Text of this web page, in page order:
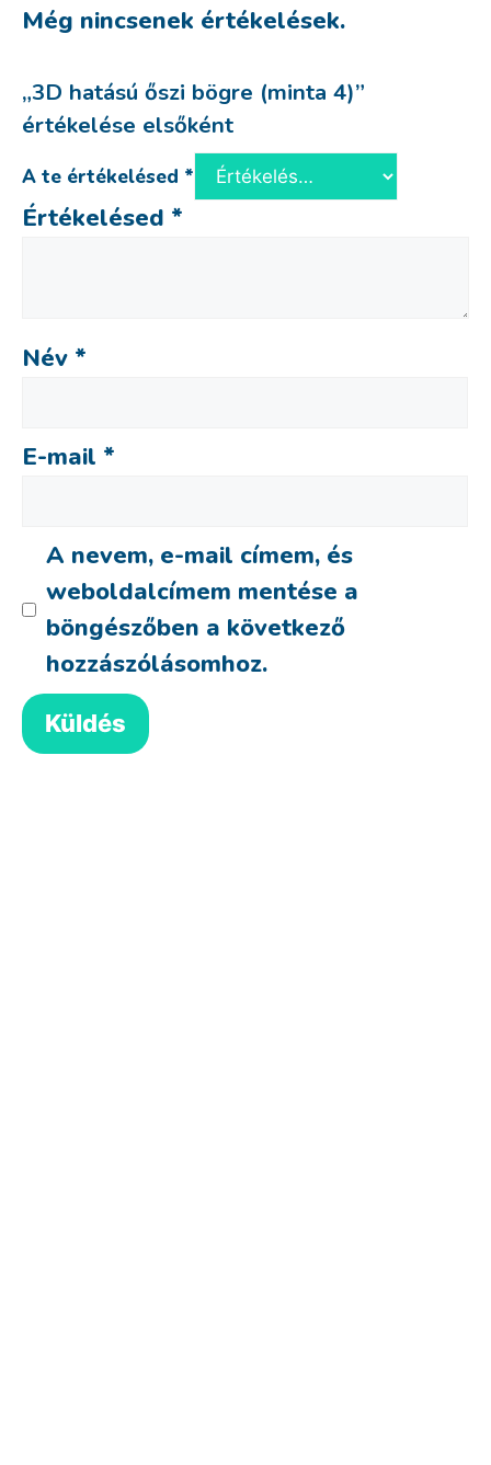
Még nincsenek értékelések.
„3D hatású őszi bögre (minta 4)”
értékelése elsőként
A te értékelésed *
Értékelésed *
Név *
E-mail *
A nevem, e-mail címem, és
weboldalcímem mentése a
böngészőben a következő
hozzászólásomhoz.